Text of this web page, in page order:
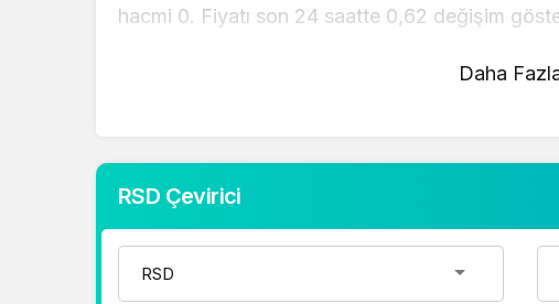
hacmi 0. Fiyatı son 24 saatte 0,62 değişim
RSD hesaplama işlemleri için, sayfanın üstünde
1 Dolar Kaç TL ?
1 Euro Kaç TL ?
1 Euro Kaç TL ?
Daha
RSD Çevirici